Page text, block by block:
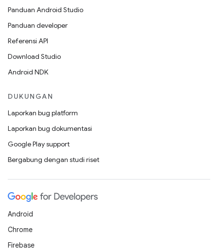
Panduan Android Studio
Panduan developer
Referensi API
Download Studio
Android NDK
DUKUNGAN
Laporkan bug platform
Laporkan bug dokumentasi
Google Play support
Bergabung dengan studi riset
Android
Chrome
Firebase